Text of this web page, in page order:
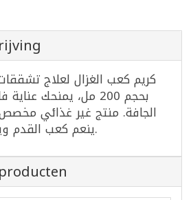
كريم كعب الغزال لعلاج
بحجم 200 مل، يمنحك
الجافة. منتج غير غذائي
ينعم كعب القدم ويمنحه ملمساً ناعماً.